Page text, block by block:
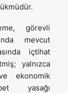
görevli
mevcut
içtihat
yalnızca
ekonomik
yasağı